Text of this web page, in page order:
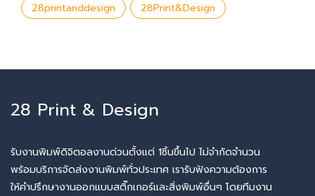
28printanddesign 28Print&Design
28 Print & Design
รับงานพิมพ์ดิจิตอลงานด่วนตั้งแต่ 1ชิ้นขึ้นไป ไม่จำกัดจำนวน
พร้อมบริการจัดส่งงานพิมพ์ทั่วประเทศ เรารับฟังความต้องการ
ให้คำปรึกษางานออกแบบสติ๊กเกอร์และสิ่งพิมพ์อื่นๆ โดยทีมงาน